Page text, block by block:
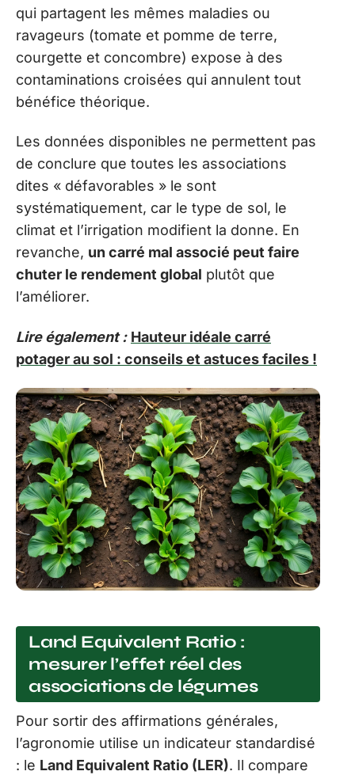
qui partagent les mêmes maladies ou
ravageurs (tomate et pomme de terre,
courgette et concombre) expose à des
contaminations croisées qui annulent tout
bénéfice théorique.
Les données disponibles ne permettent pas
de conclure que toutes les associations
dites « défavorables » le sont
systématiquement, car le type de sol, le
climat et l’irrigation modifient la donne. En
revanche, un carré mal associé peut faire
chuter le rendement global plutôt que
l’améliorer.
Lire également : Hauteur idéale carré
potager au sol : conseils et astuces faciles !
Land Equivalent Ratio :
mesurer l’effet réel des
associations de légumes
Pour sortir des affirmations générales,
l’agronomie utilise un indicateur standardisé
: le Land Equivalent Ratio (LER). Il compare